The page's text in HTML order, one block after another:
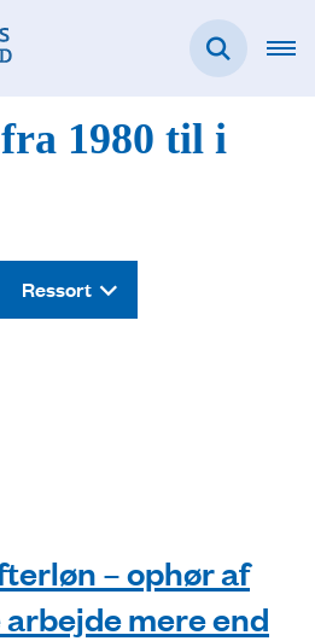
1980 til i
Ressort
– ophør af
mere end